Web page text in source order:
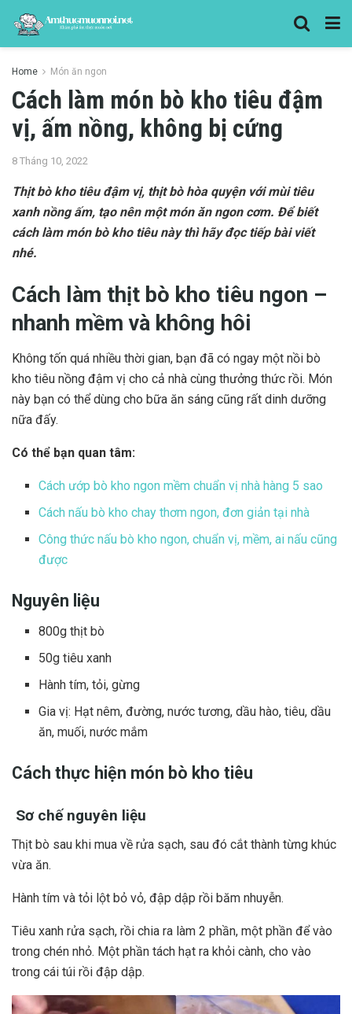
Home Món ăn ngon
Cách làm món bò kho tiêu đậm
vị, ấm nồng, không bị cứng
8 Tháng 10, 2022
Thịt bò kho tiêu đậm vị, thịt bò hòa quyện với mùi tiêu
xanh nồng ấm, tạo nên một món ăn ngon cơm. Để biết
cách làm món bò kho tiêu này thì hãy đọc tiếp bài viết
nhé.
Cách làm thịt bò kho tiêu ngon –
nhanh mềm và không hôi
Không tốn quá nhiều thời gian, bạn đã có ngay một nồi bò
kho tiêu nồng đậm vị cho cả nhà cùng thưởng thức rồi. Món
này bạn có thể dùng cho bữa ăn sáng cũng rất dinh dưỡng
nữa đấy.
Có thể bạn quan tâm:
Cách ướp bò kho ngon mềm chuẩn vị nhà hàng 5 sao
Cách nấu bò kho chay thơm ngon, đơn giản tại nhà
Công thức nấu bò kho ngon, chuẩn vị, mềm, ai nấu cũng
được
Nguyên liệu
800g thịt bò
50g tiêu xanh
Hành tím, tỏi, gừng
Gia vị: Hạt nêm, đường, nước tương, dầu hào, tiêu, dầu
ăn, muối, nước mắm
Cách thực hiện món bò kho tiêu
Sơ chế nguyên liệu
Thịt bò sau khi mua về rửa sạch, sau đó cắt thành từng khúc
vừa ăn.
Hành tím và tỏi lột bỏ vỏ, đập dập rồi băm nhuyễn.
Tiêu xanh rửa sạch, rồi chia ra làm 2 phần, một phần để vào
trong chén nhỏ. Một phần tách hạt ra khỏi cành, cho vào
trong cái túi rồi đập dập.